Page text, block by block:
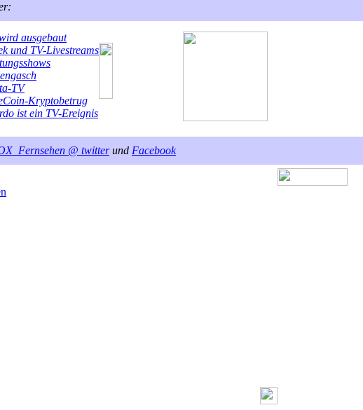
ausgebaut
und TV-Livestreams
TV
Kryptobetrug
ist ein TV-Ereignis
@ twitterund Facebook